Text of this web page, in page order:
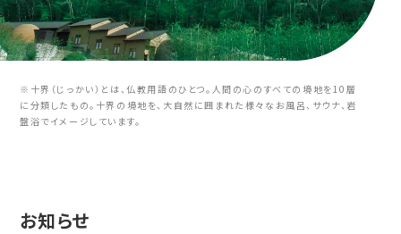
※十界（じっかい）とは、仏教用語のひとつ。人間の心のすべての境地を10層
に分類したもの。十界の境地を、大自然に囲まれた様々なお風呂、サウナ、岩
盤浴でイメージしています。
お知らせ